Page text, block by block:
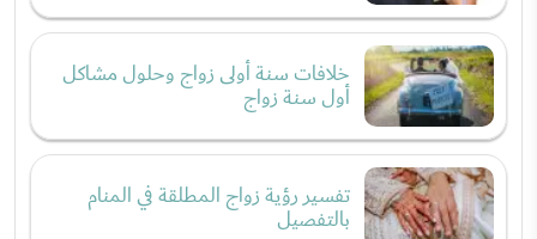
خلافات سنة أولى زواج وحلول مشاكل
أول سنة زواج
تفسير رؤية زواج المطلقة في المنام
بالتفصيل